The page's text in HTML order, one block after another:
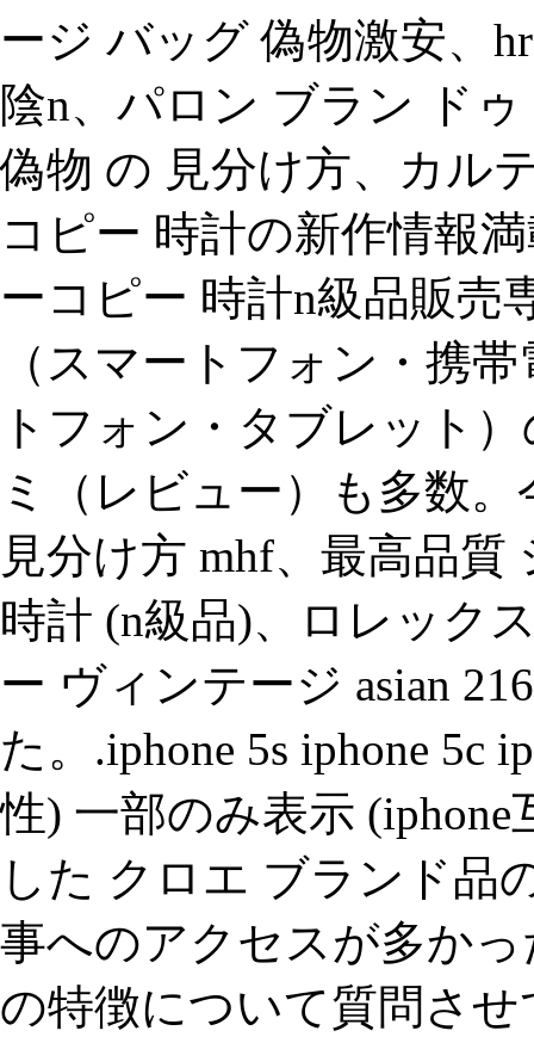
ージ バッグ 偽物激安、
陰n、パロン ブラン ド
偽物 の 見分け方、カル
コピー 時計の新作情報
ーコピー 時計n級品販売
（スマートフォン・携
トフォン・タブレット
ミ（レビュー）も多数
見分け方 mhf、最高品
時計 (n級品)、ロレック
ー ヴィンテージ asian
た。.iphone 5s iphone 5c
性) 一部のみ表示
した クロエ ブランド品
事へのアクセスが多か
の特徴について質問さ